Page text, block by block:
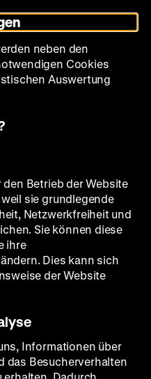
neben den
Cookies
Auswertung
Betrieb der Website
sie grundlegende
Netzwerkfreiheit und
Sie können diese
ihre
Dies kann sich
der Website
Informationen über
das Besucherverhalten